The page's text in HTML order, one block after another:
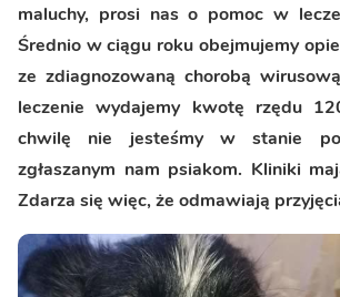
maluchy, prosi nas o pomoc w
Średnio w ciągu roku obejmujemy
ze zdiagnozowaną chorobą
leczenie wydajemy kwotę rzędu
chwilę nie jesteśmy w stanie
zgłaszanym nam psiakom. Kliniki
Zdarza się więc, że odmawiają